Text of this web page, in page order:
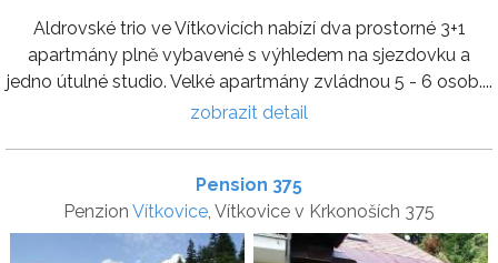
Aldrovské trio ve Vítkovicích nabízí dva prostorné 3+1
apartmány plně vybavené s výhledem na sjezdovku a
jedno útulné studio. Velké apartmány zvládnou 5 - 6 osob....
zobrazit detail
Pension 375
Penzion Vítkovice, Vítkovice v Krkonoších 375